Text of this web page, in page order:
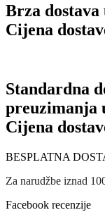
Brza
Cijena
Standardna
preuzimanja
Cijena
BESPLATNA
Za narudžbe iznad
Facebook recenzije